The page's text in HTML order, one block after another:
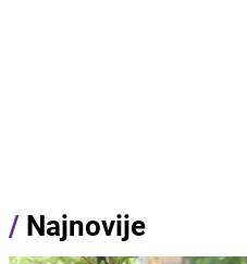
/ Najnovije